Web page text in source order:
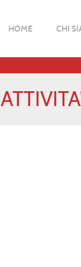
HOME CHI